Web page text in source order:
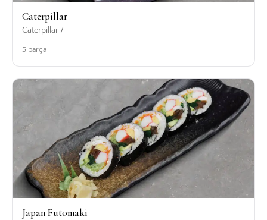
Caterpillar
Caterpillar /
5 parça
Japan Futomaki